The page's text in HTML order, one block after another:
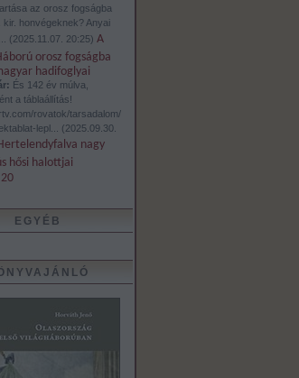
az orosz fogságba
kir. honvégeknek? Anyai
(2025.11.07. 20:25) A
orosz fogságba
hadifoglyai
És 142 év múlva,
a táblaállítás!
rovatok/tarsadalom/
lepl...
(2025.09.30.
nagy
hősi halottjai
EGYÉB